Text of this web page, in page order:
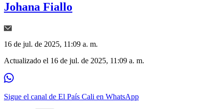
Johana Fiallo
16 de jul. de 2025, 11:09 a. m.
Actualizado el 16 de jul. de 2025, 11:09 a. m.
Sigue el canal de El País Cali en WhatsApp